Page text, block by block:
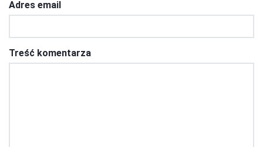
Adres email
Treść komentarza